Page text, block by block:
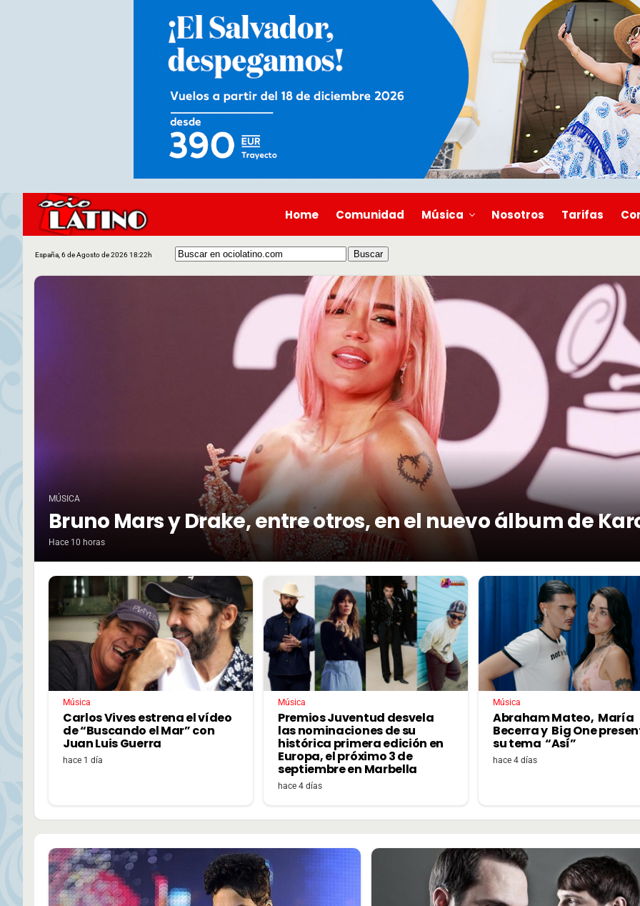
Home Comunidad Música Nosotros Tarifas
España, 6 de Agosto de 2026 18:22h
MÚSICA
Bruno Mars y Drake, entre otros, en el nuevo álbum de
Hace 10 horas
Música
Carlos Vives estrena el vídeo
de “Buscando el Mar” con
Juan Luis Guerra
hace 1 día
Música
Premios Juventud desvela
las nominaciones de su
histórica primera edición en
Europa, el próximo 3 de
septiembre en Marbella
hace 4 días
Música
Abraham Mateo, María
Becerra y Big One
su tema “Así”
hace 4 días